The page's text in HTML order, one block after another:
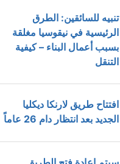
تنبيه للسائقين: الطرق
الرئيسية في نيقوسيا مغلقة
بسبب أعمال البناء – كيفية
التنقل
افتتاح طريق لارنكا ديكليا
الجديد بعد انتظار دام 26 عاماً